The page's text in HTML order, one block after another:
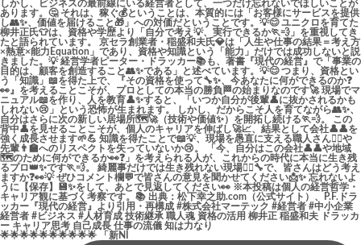
🌟🌟🌟🌟🌟🌟🌟🌟🌟🌟 「新NI